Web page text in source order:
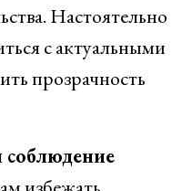
Настоятельно
с актуальными
прозрачность